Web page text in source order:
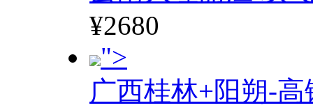
¥2680
">
广西桂林+阳朔-高